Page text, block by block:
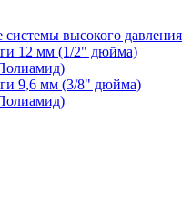
высокого давления
12 мм (1/2" дюйма)
9,6 мм (3/8" дюйма)